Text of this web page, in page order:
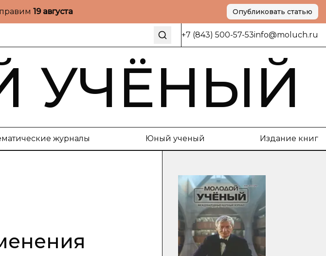
19 августа Опубликовать статью
+7 (843) 500-57-53info@moluch.ru
УЧЁНЫЙ
журналы Юный ученый Издание книг